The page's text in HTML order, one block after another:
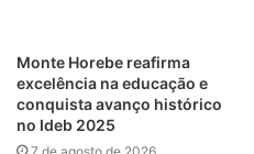
Monte Horebe reafirma
excelência na educação e
conquista avanço histórico
no Ideb 2025